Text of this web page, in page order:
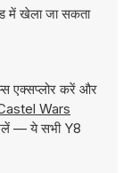
में खेला जा सकता
एक्सप्लोर करें और
Wars
— ये सभी Y8